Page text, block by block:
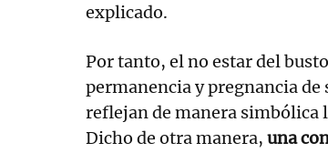
explicado.
Por tanto, el no estar del
permanencia y pregnancia
reflejan de manera simbólica
Dicho de otra manera, una